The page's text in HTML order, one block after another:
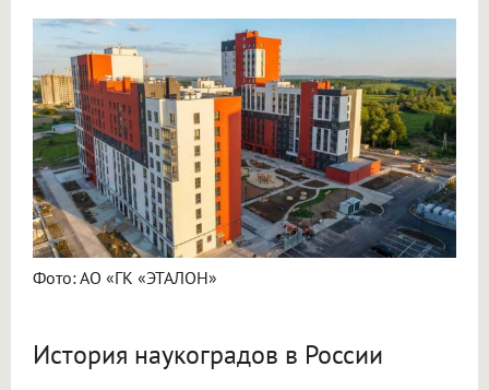
Фото: АО «ГК «ЭТАЛОН»
История наукоградов в России